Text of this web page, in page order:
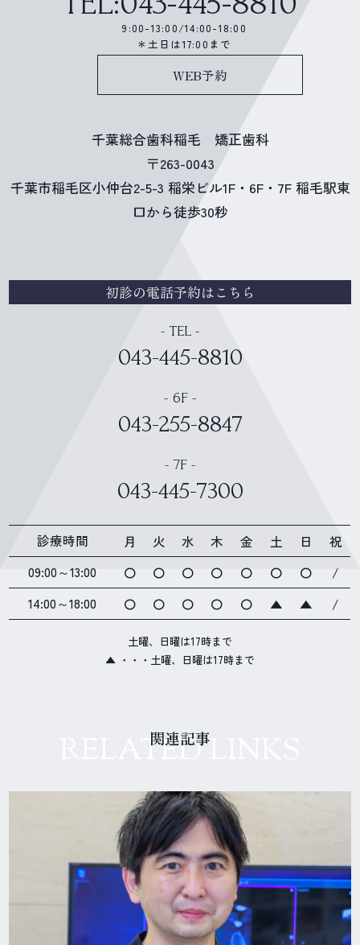
9:00-13:00/14:00-18:00
＊土日は17:00まで
WEB予約
千葉総合歯科稲毛 矯正歯科
〒263-0043
千葉市稲毛区小仲台2-5-3 稲栄ビル1F・6F・7F 稲毛駅東
口から徒歩30秒
初診の電話予約はこちら
- TEL -
043-445-8810
- 6F -
043-255-8847
- 7F -
043-445-7300
診療時間 月 火 水 木 金 土 日
祝
09:00～13:00
〇 〇 〇 〇 〇 〇 〇
/
14:00～18:00
〇 〇 〇 〇 〇 ▲ ▲ /
土曜、日曜は17時まで
▲ ・・・土曜、日曜は17時まで
RELATED LINKS
関連記事